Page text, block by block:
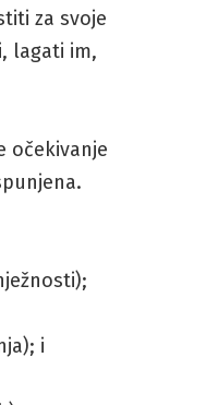
za svoje
lagati im,
očekivanje
i